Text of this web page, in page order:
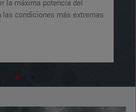
la máxima potencia del
las condiciones más extremas